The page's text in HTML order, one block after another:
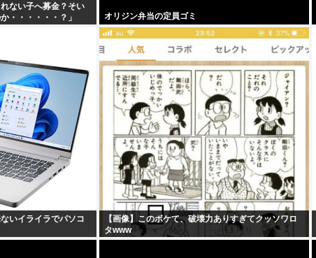
ない子へ募金？そい
・・・・・・？」
オリジン弁当の定員ゴミ
いイライラでパソコ
【画像】このボケて、破壊力ありすぎてクッソワロ
タwww